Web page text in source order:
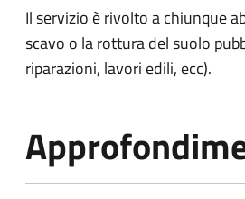
Il servizio è rivolto a chiunque
scavo o la rottura del suolo
riparazioni, lavori edili, ecc).